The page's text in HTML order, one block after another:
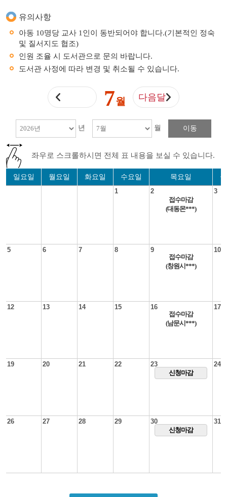
유의사항
아동 10명당 교사 1인이 동반되어야 합니다.(기본적인 정숙
및 질서지도 협조)
인원 조율 시 도서관으로 문의 바랍니다.
도서관 사정에 따라 변경 및 취소될 수 있습니다.
7월 다음달
년 월 이동
좌우로 스크롤하시면 전체 표 내용을 보실 수 있습니다.
일요일 월요일 화요일 수요일 목요일
1
2
접수마감
(대동몬***)
3
5 6 7 8
9
접수마감
(창원시***)
10
12 13 14 15
16
접수마감
(남문시***)
17
19 20 21 22
23
신청마감
24
26 27 28 29
30
신청마감
31